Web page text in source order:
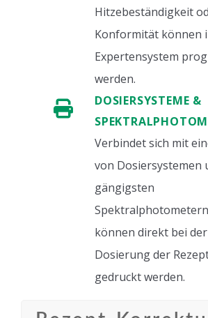
Hitzebeständigkeit
Konformität können
Expertensystem
werden.
DOSIERSYSTEME &
Verbindet sich mit
von Dosiersystemen
gängigsten
können direkt bei der
Dosierung der
gedruckt werden.